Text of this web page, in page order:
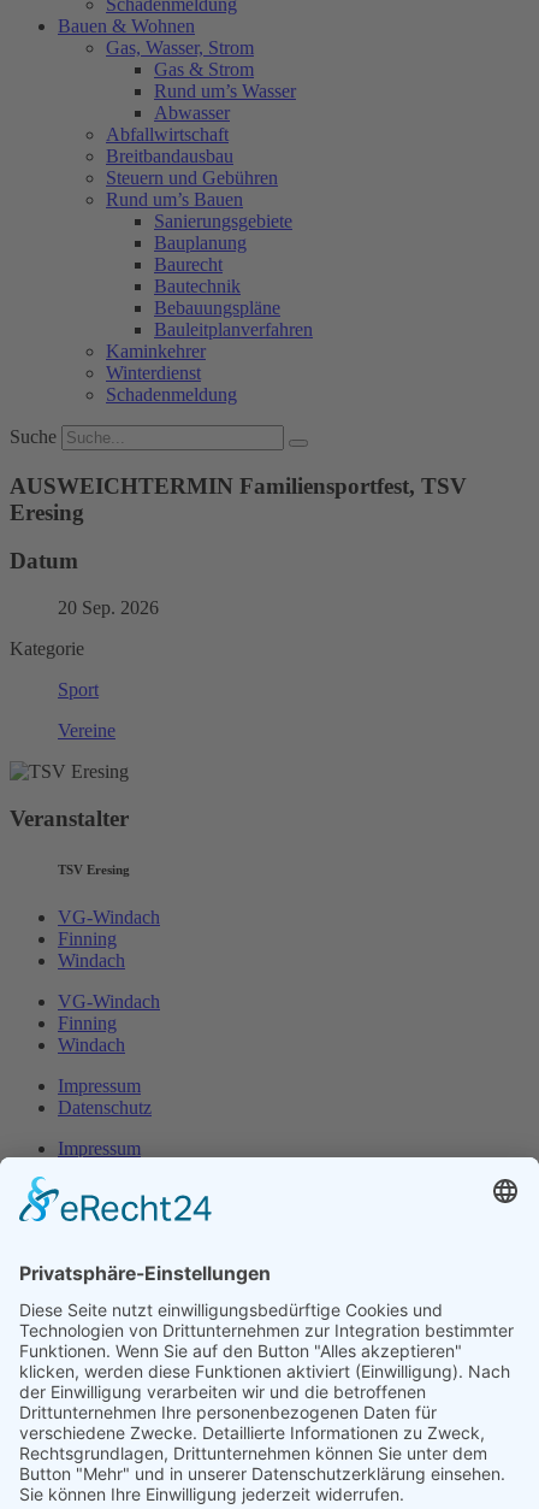
Schadenmeldung
Bauen & Wohnen
Gas, Wasser, Strom
Gas & Strom
Rund um’s Wasser
Abwasser
Abfallwirtschaft
Breitbandausbau
Steuern und Gebühren
Rund um’s Bauen
Sanierungsgebiete
Bauplanung
Baurecht
Bautechnik
Bebauungspläne
Bauleitplanverfahren
Kaminkehrer
Winterdienst
Schadenmeldung
Suche
AUSWEICHTERMIN Familiensportfest, TSV
Eresing
Datum
20 Sep. 2026
Kategorie
Sport
Vereine
Veranstalter
TSV Eresing
VG-Windach
Finning
Windach
VG-Windach
Finning
Windach
Impressum
Datenschutz
Impressum
Erster Bürgermeister Eresing
86922 Eresing
Telefon:+49(0)8193 - 5456
Email:klotz@vg-windach.de
Sprechzeiten Bürgermeister
Montag und Mittwoch17:00 Uhr - 18:30 Uhr
Freitag15:00 Uhr - 16:30 Uhr